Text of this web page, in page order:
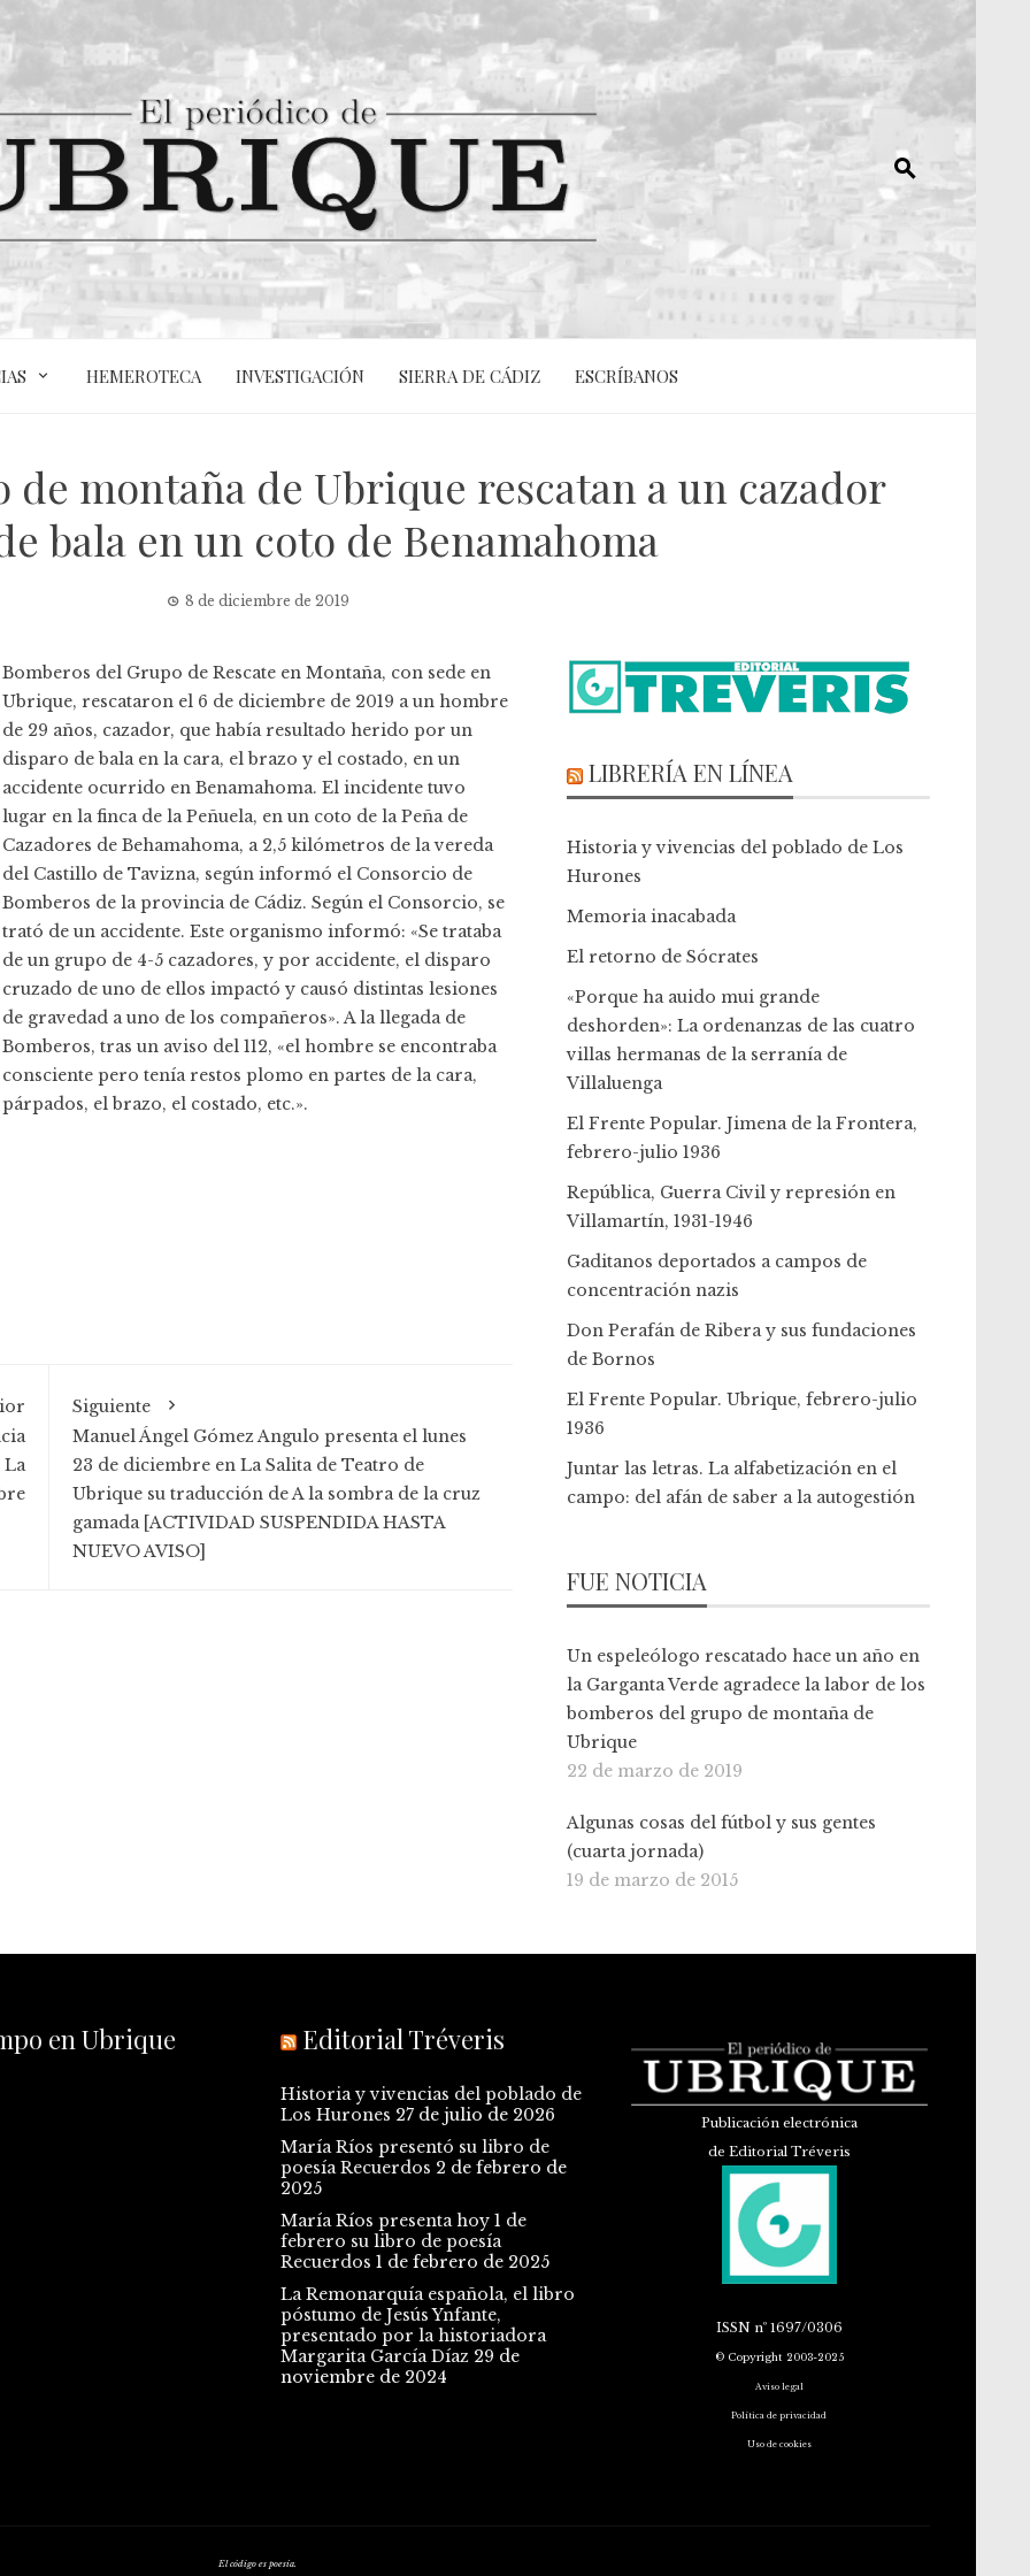
HEMEROTECA INVESTIGACIÓN SIERRA DE CÁDIZ ESCRÍBANOS
de montaña de Ubrique rescatan a un cazador
bala en un coto de Benamahoma
8 de diciembre de 2019
Bomberos del Grupo de Rescate en Montaña, con sede en
Ubrique, rescataron el 6 de diciembre de 2019 a un hombre
de 29 años, cazador, que había resultado herido por un
disparo de bala en la cara, el brazo y el costado, en un
accidente ocurrido en Benamahoma. El incidente tuvo
lugar en la finca de la Peñuela, en un coto de la Peña de
Cazadores de Behamahoma, a 2,5 kilómetros de la vereda
del Castillo de Tavizna, según informó el Consorcio de
Bomberos de la provincia de Cádiz. Según el Consorcio, se
trató de un accidente. Este organismo informó: «Se trataba
de un grupo de 4-5 cazadores, y por accidente, el disparo
cruzado de uno de ellos impactó y causó distintas lesiones
de gravedad a uno de los compañeros». A la llegada de
Bomberos, tras un aviso del 112, «el hombre se encontraba
consciente pero tenía restos plomo en partes de la cara,
párpados, el brazo, el costado, etc.».
Siguiente
Manuel Ángel Gómez Angulo presenta el lunes
23 de diciembre en La Salita de Teatro de
Ubrique su traducción de A la sombra de la cruz
gamada [ACTIVIDAD SUSPENDIDA HASTA
NUEVO AVISO]
LIBRERÍA EN LÍNEA
Historia y vivencias del poblado de Los
Hurones
Memoria inacabada
El retorno de Sócrates
«Porque ha auido mui grande
deshorden»: La ordenanzas de las cuatro
villas hermanas de la serranía de
Villaluenga
El Frente Popular. Jimena de la Frontera,
febrero-julio 1936
República, Guerra Civil y represión en
Villamartín, 1931-1946
Gaditanos deportados a campos de
concentración nazis
Don Perafán de Ribera y sus fundaciones
de Bornos
El Frente Popular. Ubrique, febrero-julio
1936
Juntar las letras. La alfabetización en el
campo: del afán de saber a la autogestión
FUE NOTICIA
Un espeleólogo rescatado hace un año en
la Garganta Verde agradece la labor de los
bomberos del grupo de montaña de
Ubrique
22 de marzo de 2019
Algunas cosas del fútbol y sus gentes
(cuarta jornada)
19 de marzo de 2015
en Ubrique Editorial Tréveris
Historia y vivencias del poblado de
Los Hurones 27 de julio de 2026
María Ríos presentó su libro de
poesía Recuerdos 2 de febrero de
2025
María Ríos presenta hoy 1 de
febrero su libro de poesía
Recuerdos 1 de febrero de 2025
La Remonarquía española, el libro
póstumo de Jesús Ynfante,
presentado por la historiadora
Margarita García Díaz 29 de
noviembre de 2024
Publicación electrónica
de Editorial Tréveris
ISSNnº 1697/0306
© Copyright 2003-2025
Aviso legal
Política de privacidad
Uso de cookies
El código es poesía.